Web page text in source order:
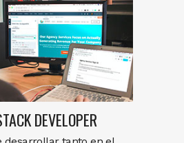
DEVELOPER